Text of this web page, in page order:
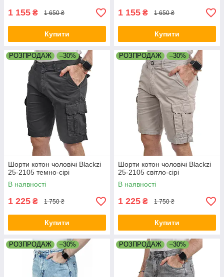
1 155 ₴ 1 650 ₴
Купити
1 155 ₴ 1 650 ₴
Купити
РОЗПРОДАЖ –30%
Шорти котон чоловічі Blackzi
25-2105 темно-сірі
В наявності
1 225 ₴ 1 750 ₴
Купити
РОЗПРОДАЖ –30%
Шорти котон чоловічі Blackzi
25-2105 світло-сірі
В наявності
1 225 ₴ 1 750 ₴
Купити
РОЗПРОДАЖ –30% РОЗПРОДАЖ –30%